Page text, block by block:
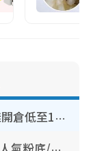
開倉優惠 | 尖沙咀海港城名牌波鞋開倉低至1折！On鞋$899起／Joy&Peace鞋履$98起